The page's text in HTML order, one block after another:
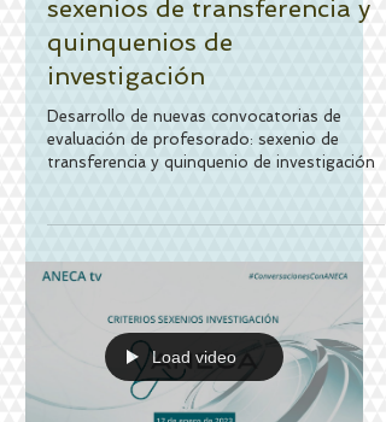
evaluación de profesorado:
sexenios de transferencia y
quinquenios de
investigación
Desarrollo de nuevas convocatorias de
Load video